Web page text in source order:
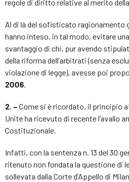
regole di diritto relative al merito
Al di là del sofisticato ragionamento
hanno inteso, in tal modo, evitare
svantaggio di chi, pur avendo
della riforma dell’arbitrati (senza
violazione di legge), avesse poi
2006.
2. – Come si è ricordato, il principio
Unite ha ricevuto di recente l’avallo
Costituzionale.
Infatti, con la sentenza n. 13 del 30
ritenuto non fondata la questione
sollevata dalla Corte d’Appello di